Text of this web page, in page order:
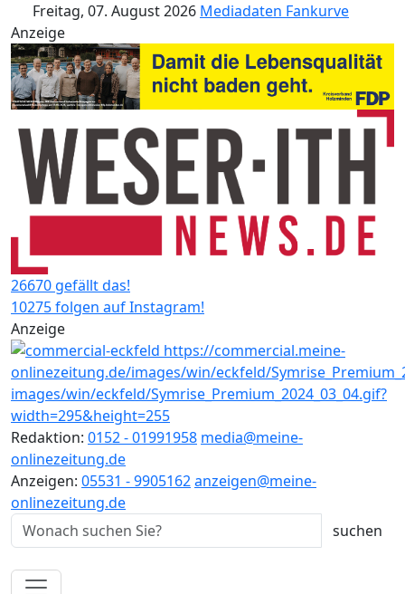
Freitag, 07. August 2026 Mediadaten Fankurve
Anzeige
26670 gefällt das!
10275 folgen auf Instagram!
Anzeige
Redaktion: 0152 - 01991958 media@meine-
onlinezeitung.de
Anzeigen: 05531 - 9905162anzeigen@meine-
onlinezeitung.de